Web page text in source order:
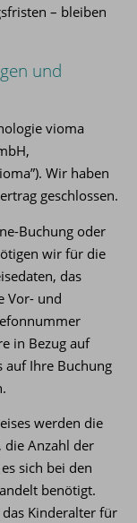
– bleiben
und
vioma
Wir haben
geschlossen.
Buchung oder
wir für die
das
Vor- und
in Bezug auf
auf Ihre Buchung
werden die
die Anzahl der
sich bei den
benötigt.
Kinderalter für